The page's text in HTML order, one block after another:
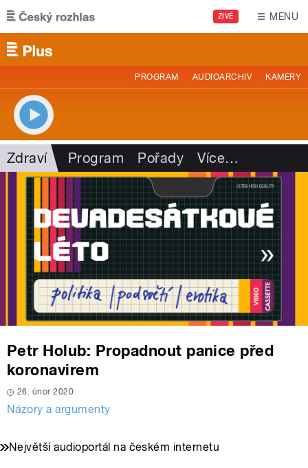
Přejít k hlavnímu obsahu
ŽIVĚ MENU
PROGRAM AUDIOARCHIV KAMERY
Zdraví Program Pořady Více…
Petr Holub: Propadnout panice před
koronavirem
26. únor 2020
Názory a argumenty
Největší audioportál na českém internetu